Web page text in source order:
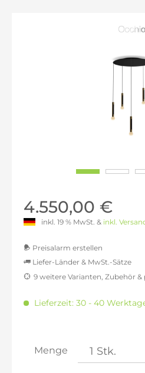
4.550,00 €
inkl. 19 % MwSt. & inkl.
Preisalarm erstellen
Liefer-Länder & MwSt.-Sätze
inkl. 16% MwSt.: 4.435,29 €
inkl. 20% MwSt.: 4.588,24 €
inkl. 21% MwSt.: 4.626,47 €
inkl. 22% MwSt.: 4.664,71 €
9 weitere Varianten, Zubehör
Lieferzeit: 30 - 40
Menge